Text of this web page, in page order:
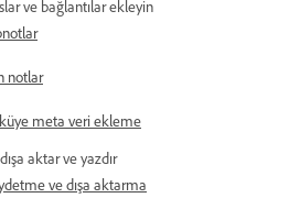
ve bağlantılar ekleyin
notlar
meta veri ekleme
aktar ve yazdır
ve dışa aktarma